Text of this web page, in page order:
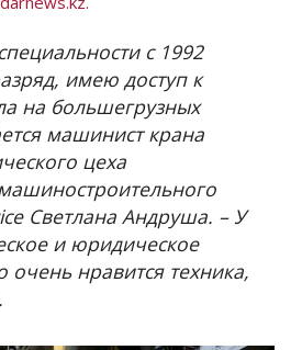
с 1992
имею доступ к
на большегрузных
машинист крана
цеха
Светлана Андруша. – У
и юридическое
очень нравится техника,